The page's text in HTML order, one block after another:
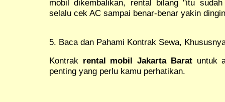
mobil dikembalikan, rental bilang "itu
selalu cek AC sampai benar-benar yakin
5. Baca dan Pahami Kontrak Sewa,
Kontrak rental mobil Jakarta Baratuntuk
penting yang perlu kamu perhatikan.